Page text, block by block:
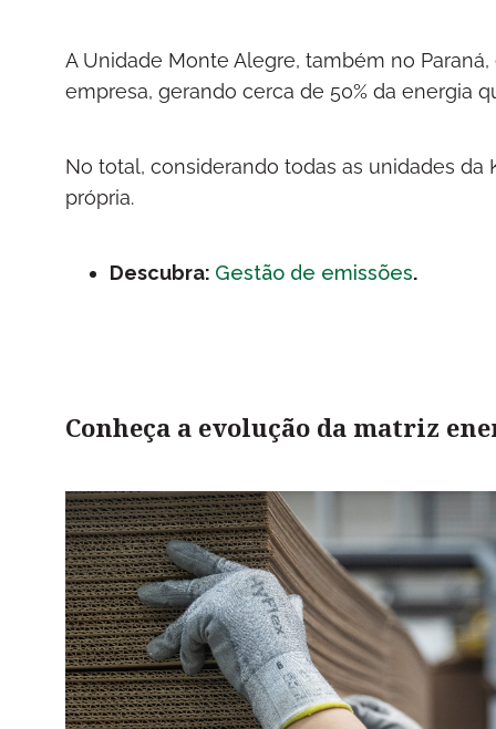
A Unidade Monte Alegre, também no
empresa, gerando cerca de 50% da energia
No total, considerando todas as unidades
própria.
Descubra: Gestão de emissões.
Conheça a evolução da matriz